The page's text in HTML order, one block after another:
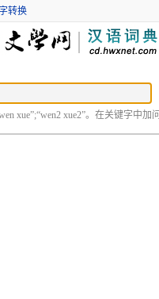
转换
xue”;“wen2 xue2”。在关键字中加